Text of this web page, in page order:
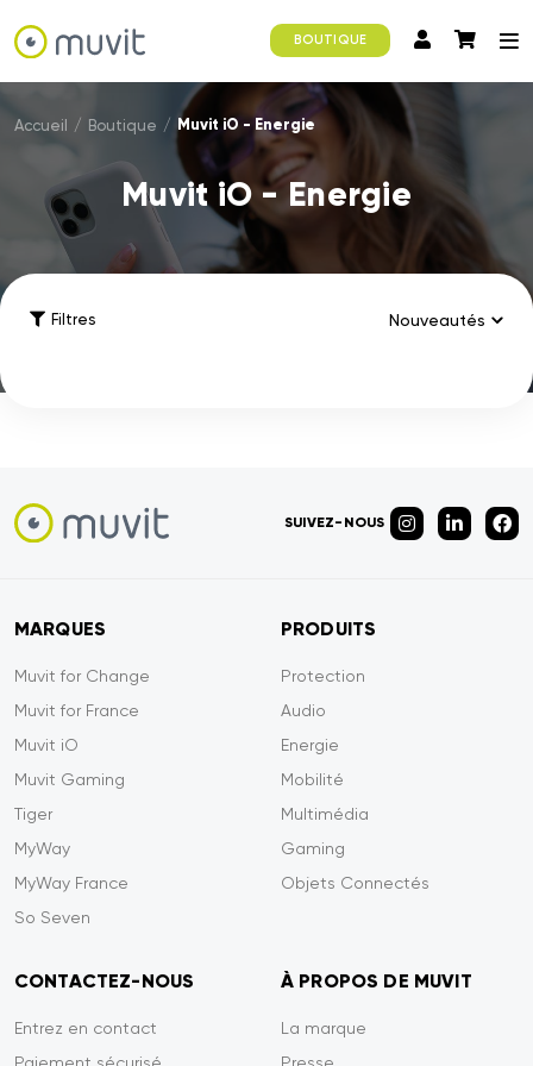
BOUTIQUE
Accueil / Boutique / Muvit iO - Energie
Muvit iO - Energie
Filtres
SUIVEZ-NOUS
MARQUES
Muvit for Change
Muvit for France
Muvit iO
Muvit Gaming
Tiger
MyWay
MyWay France
So Seven
PRODUITS
Protection
Audio
Energie
Mobilité
Multimédia
Gaming
Objets Connectés
CONTACTEZ-NOUS
Entrez en contact
À PROPOS DE MUVIT
La marque